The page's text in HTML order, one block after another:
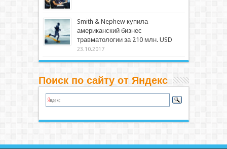
Smith & Nephew купила
американский бизнес
травматологии за 210 млн. USD
23.10.2017
Поиск по сайту от Яндекс